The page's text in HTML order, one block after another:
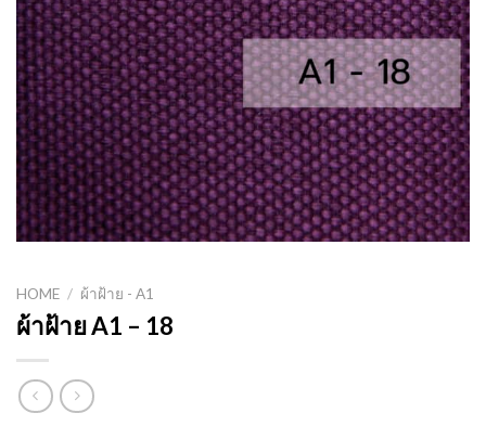
HOME / ผ้าฝ้าย - A1
ผ้าฝ้าย A1 – 18